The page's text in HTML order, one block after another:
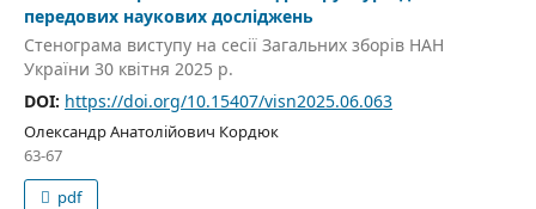
передових наукових досліджень
Стенограма виступу на сесії Загальних зборів НАН
України 30 квітня 2025 р.
DOI: https://doi.org/10.15407/visn2025.06.063
Олександр Анатолійович Кордюк
63-67
pdf